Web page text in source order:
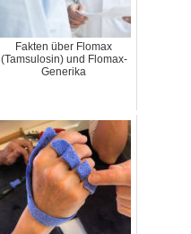
Fakten über Flomax
(Tamsulosin) und Flomax-
Generika